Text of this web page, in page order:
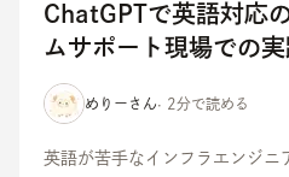
ChatGPTで英語対応
ムサポート現場での
めりーさん· 2分で読める
英語が苦手なインフラエンジニ